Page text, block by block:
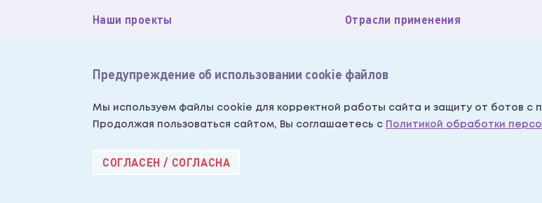
Наши проекты
Отрасли применения
About Roxor (English)
Пользовательское соглашение
Согласие на обработку персональных данныхСогласие на получение рекламных
Roxor Industry 2026®
Предупреждение об использовании cookie файлов
Мы используем файлы cookie для корректной работы сайта и защиту от ботов
Продолжая пользоваться сайтом, Вы соглашаетесь с Политикой обработки
СОГЛАСЕН / СОГЛАСНА